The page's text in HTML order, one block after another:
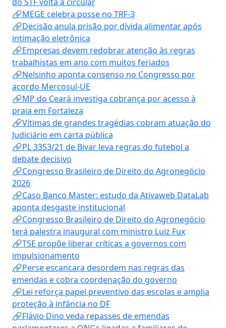
🔗MEGE celebra posse no TRF-3
🔗Decisão anula prisão por dívida alimentar após
intimação eletrônica
🔗Empresas devem redobrar atenção às regras
trabalhistas em ano com muitos feriados
🔗Nelsinho aponta consenso no Congresso por
acordo Mercosul-UE
🔗MP do Ceará investiga cobrança por acesso à
praia em Fortaleza
🔗Vítimas de grandes tragédias cobram atuação do
Judiciário em carta pública
🔗PL 3353/21 de Bivar leva regras do futebol a
debate decisivo
🔗Congresso Brasileiro de Direito do Agronegócio
2026
🔗Caso Banco Master: estudo da Ativaweb DataLab
aponta desgaste institucional
🔗Congresso Brasileiro de Direito do Agronegócio
terá palestra inaugural com ministro Luiz Fux
🔗TSE propõe liberar críticas a governos com
impulsionamento
🔗Perse escancara desordem nas regras das
emendas e cobra coordenação do governo
🔗Lei reforça papel preventivo das escolas e amplia
proteção à infância no DF
🔗Flávio Dino veda repasses de emendas